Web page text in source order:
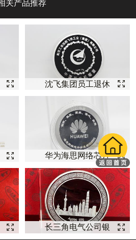
关产品推荐
沈飞集团员工退休
纪念【银币定制】
华为海思网络芯片
开发纪念【银币定
制】
长三角电气公司银